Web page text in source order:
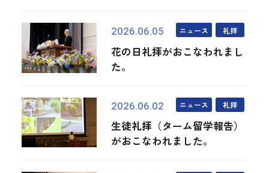
2026.06.05 ニュース 礼拝
花の日礼拝がおこなわれまし
た。
2026.06.02 ニュース 礼拝
生徒礼拝（ターム留学報告）
がおこなわれました。